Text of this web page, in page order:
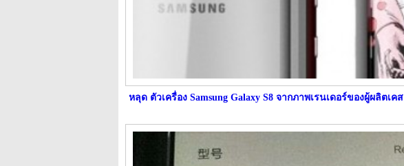
หลุด ตัวเครื่อง Samsung Galaxy S8 จากภาพเรนเดอร์ของผู้ผลิตเคส